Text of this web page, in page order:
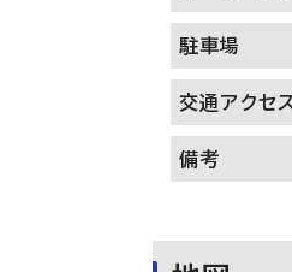
駐車場
交通アクセ
備考